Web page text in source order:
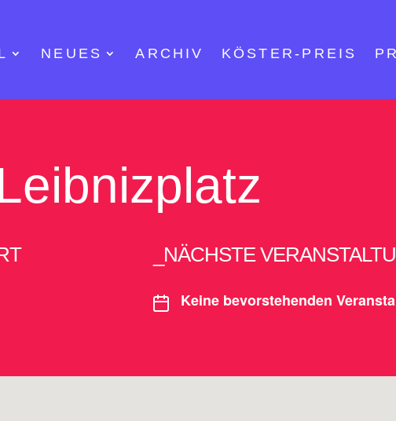
NEUES ARCHIV KÖSTER-PREIS
_NÄCHSTE
Keine bevorstehenden